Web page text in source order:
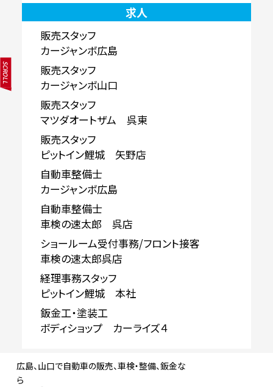
SCROLL
求人
販売スタッフ
カージャンボ広島
販売スタッフ
カージャンボ山口
販売スタッフ
マツダオートザム 呉東
販売スタッフ
ピットイン鯉城 矢野店
自動車整備士
カージャンボ広島
自動車整備士
車検の速太郎 呉店
ショールーム受付事務/フロント接客
車検の速太郎呉店
経理事務スタッフ
ピットイン鯉城 本社
鈑金工・塗装工
ボディショップ カーライズ４
広島、山口で自動車の販売、車検・整備、鈑金な
ら